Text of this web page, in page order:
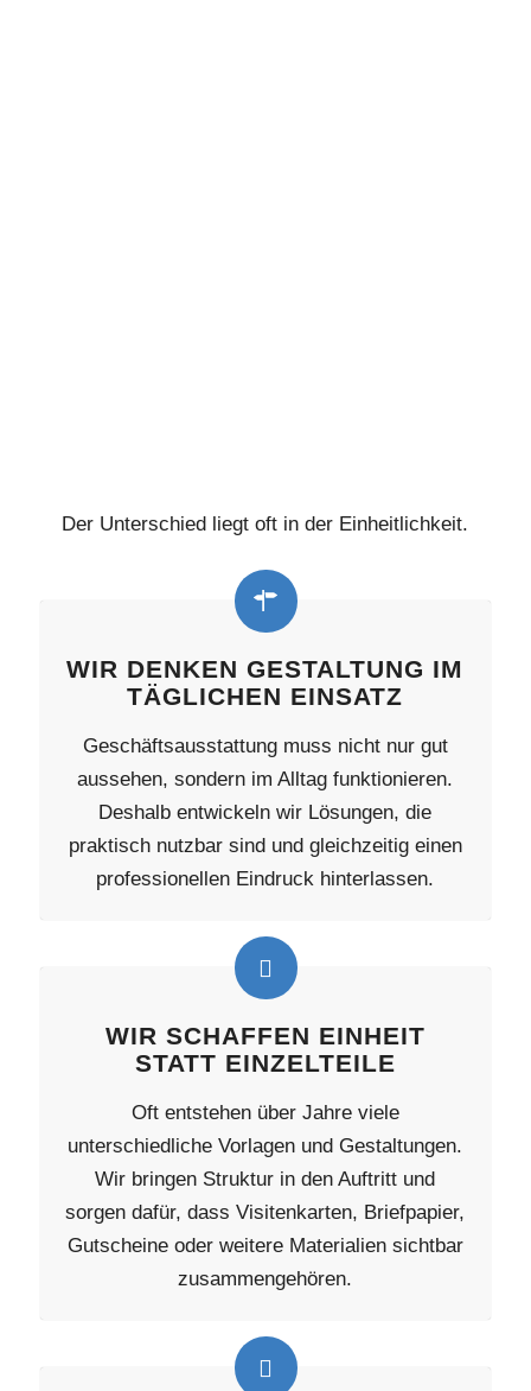
Der Unterschied liegt oft in der Einheitlichkeit.
WIR DENKEN GESTALTUNG IM
TÄGLICHEN EINSATZ
Geschäftsausstattung muss nicht nur gut
aussehen, sondern im Alltag funktionieren.
Deshalb entwickeln wir Lösungen, die
praktisch nutzbar sind und gleichzeitig einen
professionellen Eindruck hinterlassen.
WIR SCHAFFEN EINHEIT
STATT EINZELTEILE
Oft entstehen über Jahre viele
unterschiedliche Vorlagen und Gestaltungen.
Wir bringen Struktur in den Auftritt und
sorgen dafür, dass Visitenkarten, Briefpapier,
Gutscheine oder weitere Materialien sichtbar
zusammengehören.